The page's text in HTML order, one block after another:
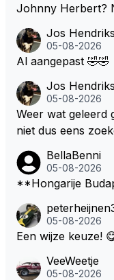
Jos Hendriks
05-08-2026
Al aangepast 🤣🤣
Jos Hendriks
05-08-2026
Weer wat geleerd
niet dus eens
BellaBenni
05-08-2026
**Hongarije
05-08-2026
Een wijze keuze!
VeeWeetje
05-08-2026